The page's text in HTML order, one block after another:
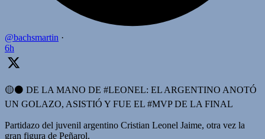
@bachsmartin ·
6h
🟡⚫️ DE LA MANO DE #LEONEL: EL ARGENTINO ANOTÓ
UN GOLAZO, ASISTIÓ Y FUE EL #MVP DE LA FINAL
Partidazo del juvenil argentino Cristian Leonel Jaime, otra vez la
gran figura de Peñarol.